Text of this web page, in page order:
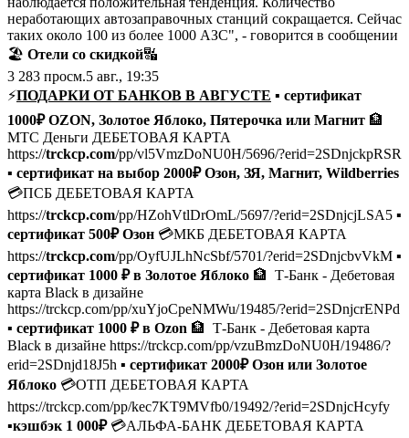
неработающих автозаправочных станций сокращается. Сейчас
таких около 100 из более 1000 АЗС", - говорится в сообщении
🏖 Отели со скидкой🔣
3 283 просм.5 авг., 19:35
⚡️ПОДАРКИ ОТ БАНКОВ В АВГУСТЕ ▪️ сертификат
1000₽ OZON, Золотое Яблоко, Пятерочка или Магнит 🏦
МТС Деньги ДЕБЕТОВАЯ КАРТА
https://trckcp.com/pp/vl5VmzDoNU0H/5696/?erid=2SDnjckpRSR
▪️ сертификат на выбор 2000₽ Озон, ЗЯ, Магнит, Wildberries
💳ПСБ ДЕБЕТОВАЯ КАРТА
https://trckcp.com/pp/HZohVtlDrOmL/5697/?erid=2SDnjcjLSA5 ▪️
сертификат 500₽ Озон 💳МКБ ДЕБЕТОВАЯ КАРТА
https://trckcp.com/pp/OyfUJLhNcSbf/5701/?erid=2SDnjcbvVkM ▪️
сертификат 1000 ₽ в Золотое Яблоко 🏦 Т-Банк - Дебетовая
карта Black в дизайне
https://trckcp.com/pp/xuYjoCpeNMWu/19485/?erid=2SDnjcrENPd
▪️ сертификат 1000 ₽ в Ozon 🏦 Т-Банк - Дебетовая карта
Black в дизайне https://trckcp.com/pp/vzuBmzDoNU0H/19486/?
erid=2SDnjd18J5h ▪️ сертификат 2000₽ Озон или Золотое
Яблоко 💳ОТП ДЕБЕТОВАЯ КАРТА
https://trckcp.com/pp/kec7KT9MVfb0/19492/?erid=2SDnjcHcyfy
▪️кэшбэк 1 000₽ 💳АЛЬФА-БАНК ДЕБЕТОВАЯ КАРТА